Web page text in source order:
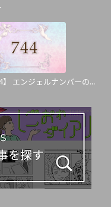
】 エンジェルナンバーの...